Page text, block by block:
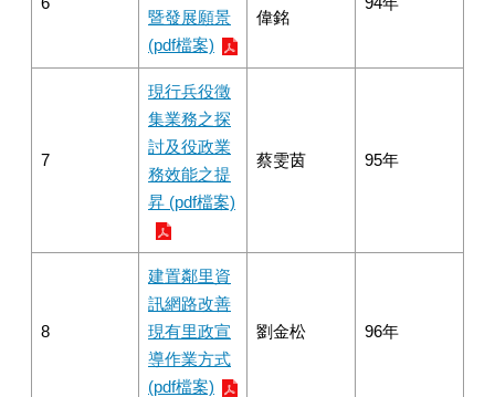
暨發展願景
(pdf檔案)
偉銘
7
現行兵役徵
集業務之探
討及役政業
務效能之提
昇 (pdf檔案)
蔡雯茵 95年
8
建置鄰里資
訊網路改善
現有里政宣
導作業方式
(pdf檔案)
劉金松 96年